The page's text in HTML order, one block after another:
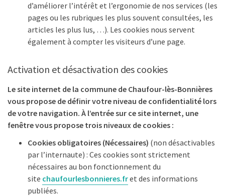
d’améliorer l’intérêt et l’ergonomie de nos services (les
pages ou les rubriques les plus souvent consultées, les
articles les plus lus, …). Les cookies nous servent
également à compter les visiteurs d’une page.
Activation et désactivation des cookies
Le site internet de la commune de Chaufour-lès-Bonnières
vous propose de définir votre niveau de confidentialité lors
de votre navigation. À l’entrée sur ce site internet, une
fenêtre vous propose trois niveaux de cookies :
Cookies obligatoires (Nécessaires) (non désactivables
par l’internaute) : Ces cookies sont strictement
nécessaires au bon fonctionnement du
site chaufourlesbonnieres.fret des informations
publiées.